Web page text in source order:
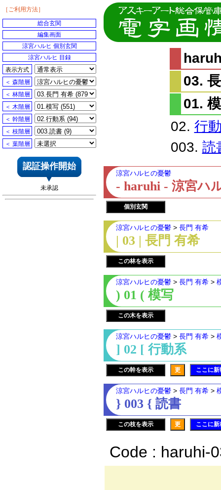
03.
01.
02. 行
003. 読
涼宮ハルヒの憂鬱
- haruhi - 涼宮ハ
個別玄関
涼宮ハルヒの憂鬱 > 長門 有希
| 03 | 長門 有希
この林を表示
涼宮ハルヒの憂鬱 > 長門 有希 >
) 01 ( 模写
この木を表示
涼宮ハルヒの憂鬱 > 長門 有希 >
] 02 [ 行動系
この幹を表示 更 ここに
涼宮ハルヒの憂鬱 > 長門 有希 >
} 003 { 読書
この枝を表示 更 ここに
Code : haruhi-
［ご利用方法］
総合玄関
編集画面
涼宮ハルヒ 個別玄関
涼宮ハルヒ 目録
表示方式
＜ 森階層
＜ 林階層
＜ 木階層
＜ 幹階層
＜ 枝階層
＜ 葉階層
認証操作開始
未承認